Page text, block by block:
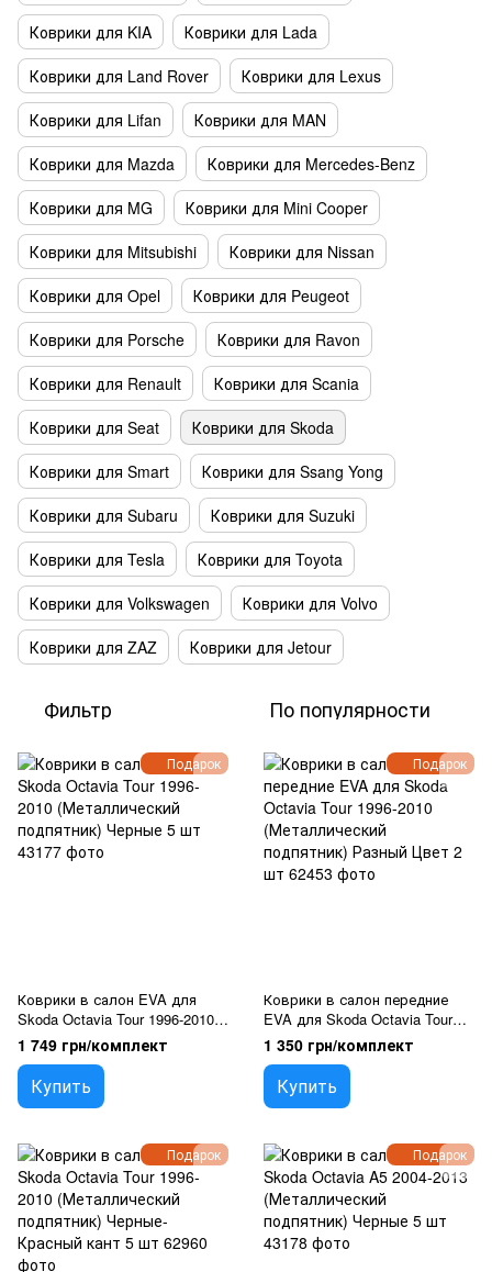
Коврики для KIA
Коврики для Lada
Коврики для Land Rover
Коврики для Lexus
Коврики для Lifan
Коврики для MAN
Коврики для Mazda
Коврики для Mercedes-Benz
Коврики для MG
Коврики для Mini Cooper
Коврики для Mitsubishi
Коврики для Nissan
Коврики для Opel
Коврики для Peugeot
Коврики для Porsche
Коврики для Ravon
Коврики для Renault
Коврики для Scania
Коврики для Seat
Коврики для Skoda
Коврики для Smart
Коврики для Ssang Yong
Коврики для Subaru
Коврики для Suzuki
Коврики для Tesla
Коврики для Toyota
Коврики для Volkswagen
Коврики для Volvo
Коврики для ZAZ
Коврики для Jetour
Фильтр По популярности
Подарок
Коврики в салон EVA для
Skoda Octavia Tour 1996-2010
(Металлический подпятник)
Черные 5 шт
1 749 грн/комплект
Купить
Подарок
Коврики в салон передние
EVA для Skoda Octavia Tour
1996-2010 (Металлический
подпятник) Разный Цвет 2 шт
1 350 грн/комплект
Купить
Подарок Подарок